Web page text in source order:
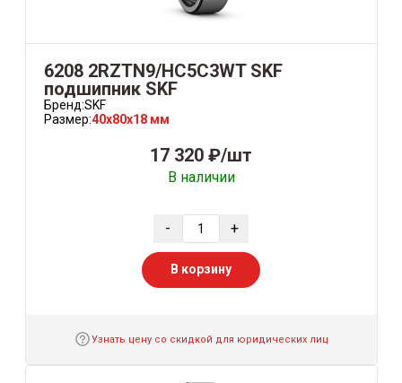
6208 2RZTN9/HC5C3WT SKF
подшипник SKF
Бренд:SKF
Размер:40x80x18 мм
17 320 ₽/шт
В наличии
- +
В корзину
Узнать цену со скидкой для юридических лиц